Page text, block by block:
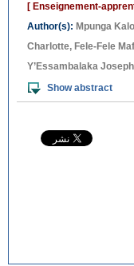
[ Enseignement-
Author(s): Mpunga
Charlotte, Fele-Fele
Y’Essambalaka Joseph
Show abstract